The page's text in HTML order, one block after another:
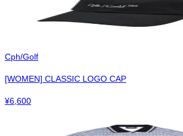
Cph/Golf
[WOMEN] CLASSIC LOGO CAP
¥6,600